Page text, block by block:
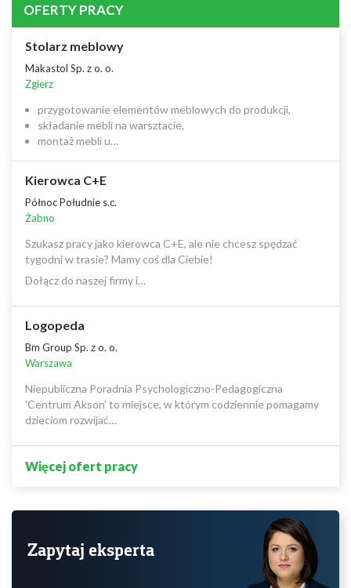
OFERTY PRACY
Stolarz meblowy
Makastol Sp. z o. o.
Zgierz
przygotowanie elementów meblowych do produkcji,
składanie mebli na warsztacie,
montaż mebli u…
Kierowca C+E
Północ Południe s.c.
Żabno
Szukasz pracy jako kierowca C+E, ale nie chcesz spędzać
tygodni w trasie? Mamy coś dla Ciebie!
Dołącz do naszej firmy i…
Logopeda
Bm Group Sp. z o. o.
Warszawa
Niepubliczna Poradnia Psychologiczno-Pedagogiczna
'Centrum Akson' to miejsce, w którym codziennie pomagamy
dzieciom rozwijać…
Więcej ofert pracy
Zapytaj eksperta